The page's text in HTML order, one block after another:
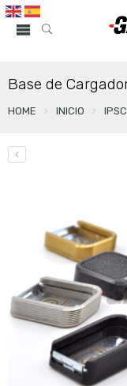
Base de
HOME INICIO IPSC